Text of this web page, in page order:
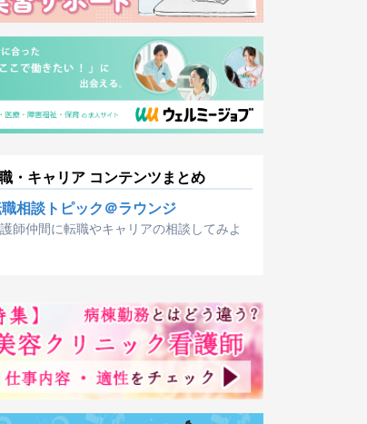
・キャリア コンテンツまとめ
相談トピック＠ラウンジ
師仲間に転職やキャリアの相談してみよ